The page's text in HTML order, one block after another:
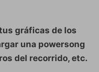
gráficas de los
una powersong
del recorrido, etc.